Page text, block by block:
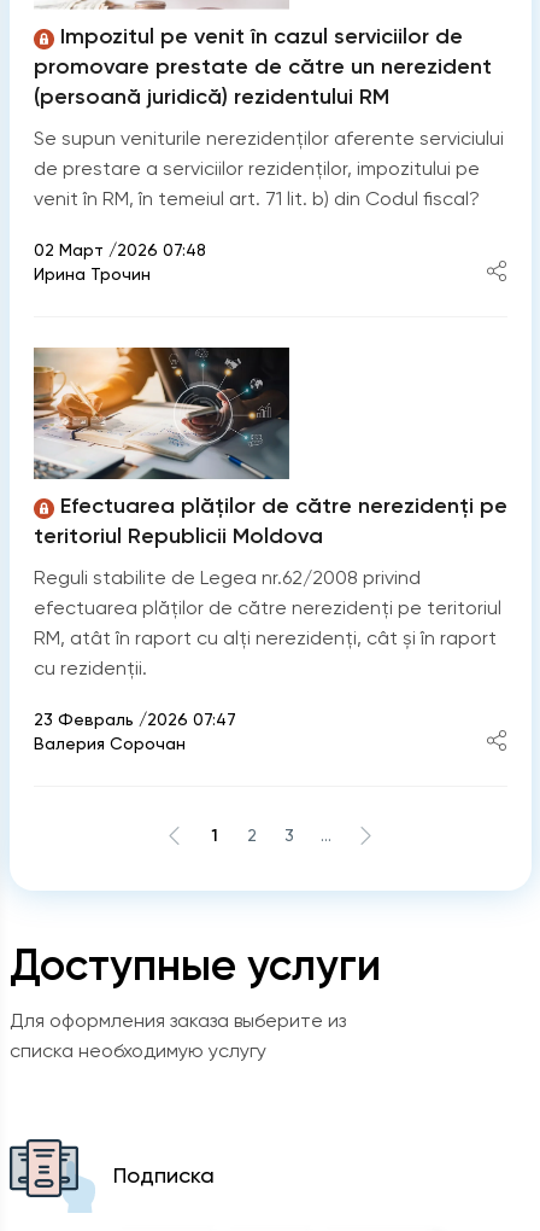
Доступные услуги
Для оформления заказа выберите из
списка необходимую услугу
Подписка
Impozitul pe venit în cazul serviciilor de
promovare prestate de către un nerezident
(persoană juridică) rezidentului RM
Se supun veniturile nerezidenților aferente serviciului
de prestare a serviciilor rezidenților, impozitului pe
venit în RM, în temeiul art. 71 lit. b) din Codul fiscal?
02 Март /2026 07:48
Ирина Трочин
Efectuarea plăților de către nerezidenți pe
teritoriul Republicii Moldova
Reguli stabilite de Legea nr.62/2008 privind
efectuarea plăților de către nerezidenți pe teritoriul
RM, atât în raport cu alți nerezidenți, cât și în raport
cu rezidenții.
23 Февраль /2026 07:47
Валерия Сорочан
1 2 3 ...